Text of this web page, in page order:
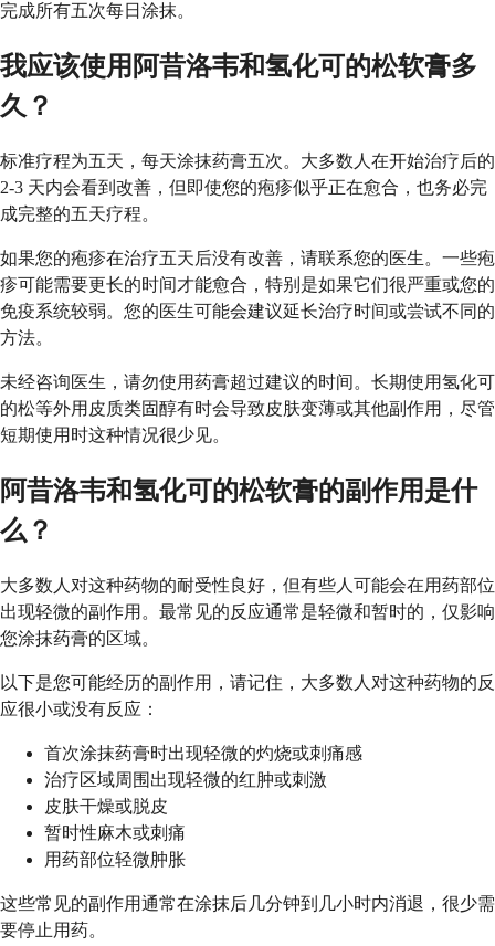
完成所有五次每日涂抹。
我应该使用阿昔洛韦和氢化可的松软膏多
久？
标准疗程为五天，每天涂抹药膏五次。大多数人在开始治疗后的
2-3 天内会看到改善，但即使您的疱疹似乎正在愈合，也务必完
成完整的五天疗程。
如果您的疱疹在治疗五天后没有改善，请联系您的医生。一些疱
疹可能需要更长的时间才能愈合，特别是如果它们很严重或您的
免疫系统较弱。您的医生可能会建议延长治疗时间或尝试不同的
方法。
未经咨询医生，请勿使用药膏超过建议的时间。长期使用氢化可
的松等外用皮质类固醇有时会导致皮肤变薄或其他副作用，尽管
短期使用时这种情况很少见。
阿昔洛韦和氢化可的松软膏的副作用是什
么？
大多数人对这种药物的耐受性良好，但有些人可能会在用药部位
出现轻微的副作用。最常见的反应通常是轻微和暂时的，仅影响
您涂抹药膏的区域。
以下是您可能经历的副作用，请记住，大多数人对这种药物的反
应很小或没有反应：
首次涂抹药膏时出现轻微的灼烧或刺痛感
治疗区域周围出现轻微的红肿或刺激
皮肤干燥或脱皮
暂时性麻木或刺痛
用药部位轻微肿胀
这些常见的副作用通常在涂抹后几分钟到几小时内消退，很少需
要停止用药。